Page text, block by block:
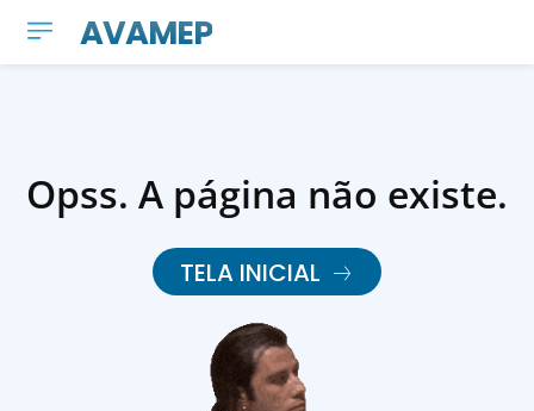
AVAMEP
Opss. A página não existe.
TELA INICIAL